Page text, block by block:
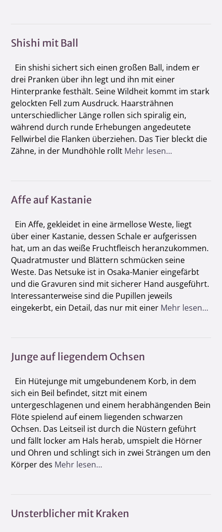
Shishi mit Ball
Ein shishi sichert sich einen großen Ball, indem er
drei Pranken über ihn legt und ihn mit einer
Hinterpranke festhält. Seine Wildheit kommt im stark
gelockten Fell zum Ausdruck. Haarsträhnen
unterschiedlicher Länge rollen sich spiralig ein,
während durch runde Erhebungen angedeutete
Fellwirbel die Flanken überziehen. Das Tier bleckt die
Zähne, in der Mundhöhle rollt Mehr lesen…
Affe auf Kastanie
Ein Affe, gekleidet in eine ärmellose Weste, liegt
über einer Kastanie, dessen Schale er aufgerissen
hat, um an das weiße Fruchtfleisch heranzukommen.
Quadratmuster und Blättern schmücken seine
Weste. Das Netsuke ist in Osaka-Manier eingefärbt
und die Gravuren sind mit sicherer Hand ausgeführt.
Interessanterweise sind die Pupillen jeweils
eingekerbt, ein Detail, das nur mit einer Mehr lesen…
Junge auf liegendem Ochsen
Ein Hütejunge mit umgebundenem Korb, in dem
sich ein Beil befindet, sitzt mit einem
untergeschlagenen und einem herabhängenden Bein
Flöte spielend auf einem liegenden schwarzen
Ochsen. Das Leitseil ist durch die Nüstern geführt
und fällt locker am Hals herab, umspielt die Hörner
und Ohren und schlingt sich in zwei Strängen um den
Körper des Mehr lesen…
Unsterblicher mit Kraken